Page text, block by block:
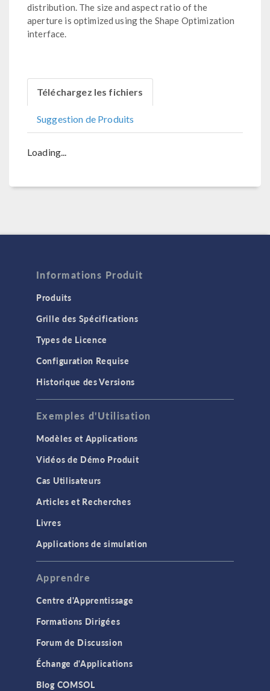
distribution. The size and aspect ratio of the
aperture is optimized using the Shape Optimization
interface.
Téléchargez les fichiers
Suggestion de Produits
Loading...
Informations Produit
Produits
Grille des Spécifications
Types de Licence
Configuration Requise
Historique des Versions
Exemples d'Utilisation
Modèles et Applications
Vidéos de Démo Produit
Cas Utilisateurs
Articles et Recherches
Livres
Applications de simulation
Apprendre
Centre d'Apprentissage
Formations Dirigées
Forum de Discussion
Échange d'Applications
Blog COMSOL